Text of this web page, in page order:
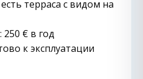
терраса с видом на
€ в год
к эксплуатации